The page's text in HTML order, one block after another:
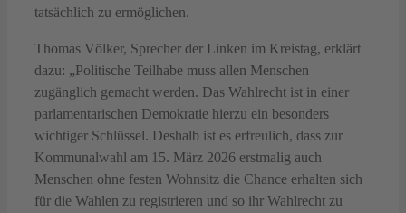
tatsächlich zu ermöglichen.
Thomas Völker, Sprecher der Linken im Kreistag, erklärt
dazu: „Politische Teilhabe muss allen Menschen
zugänglich gemacht werden. Das Wahlrecht ist in einer
parlamentarischen Demokratie hierzu ein besonders
wichtiger Schlüssel. Deshalb ist es erfreulich, dass zur
Kommunalwahl am 15. März 2026 erstmalig auch
Menschen ohne festen Wohnsitz die Chance erhalten sich
für die Wahlen zu registrieren und so ihr Wahlrecht zu